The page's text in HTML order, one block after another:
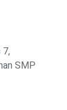
7,
SMP